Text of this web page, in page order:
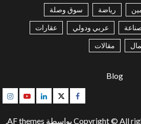
رياضة سوق وصلة
عربي ودولي عقارات
مقالات
Blog
Facebook
Twitter
Linkedin
Youtube
Copyright © All بواسطة AF themes.